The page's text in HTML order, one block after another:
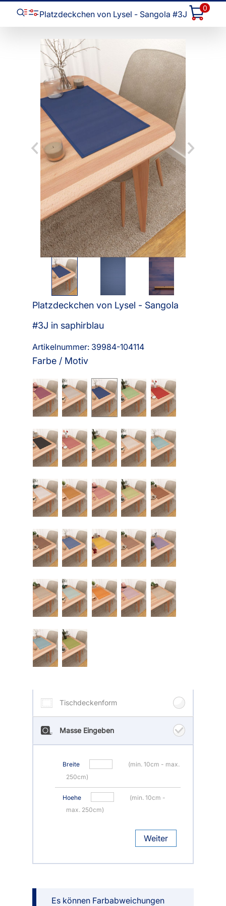
Platzdeckchen von Lysel - Sangola #3J
0
Platzdeckchen von Lysel - Sangola
#3J in saphirblau
Artikelnummer: 39984-104114
Farbe / Motiv
Tischdeckenform
Masse Eingeben
Breite
(min. 10cm - max.
250cm)
Hoehe
(min. 10cm -
max. 250cm)
Weiter
Es können Farbabweichungen